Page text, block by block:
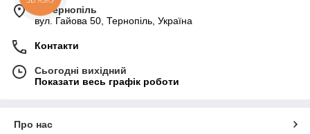
м. Тернопіль
вул. Гайова 50, Тернопіль, Україна
Контакти
Сьогодні вихідний
Показати весь графік роботи
Про нас